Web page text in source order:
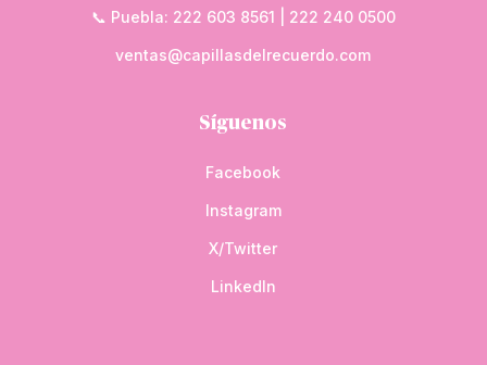
📞 Puebla: 222 603 8561 | 222 240 0500
ventas@capillasdelrecuerdo.com
Síguenos
Facebook
Instagram
X/Twitter
LinkedIn